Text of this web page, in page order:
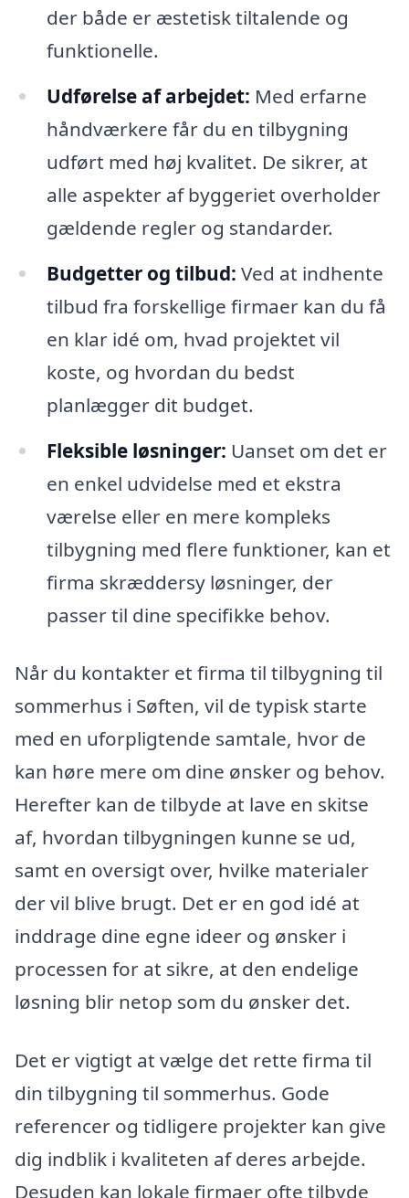
der både er æstetisk tiltalende og
funktionelle.
Udførelse af arbejdet: Med erfarne
håndværkere får du en tilbygning
udført med høj kvalitet. De sikrer, at
alle aspekter af byggeriet overholder
gældende regler og standarder.
Budgetter og tilbud: Ved at indhente
tilbud fra forskellige firmaer kan du få
en klar idé om, hvad projektet vil
koste, og hvordan du bedst
planlægger dit budget.
Fleksible løsninger: Uanset om det er
en enkel udvidelse med et ekstra
værelse eller en mere kompleks
tilbygning med flere funktioner, kan et
firma skræddersy løsninger, der
passer til dine specifikke behov.
Når du kontakter et firma til tilbygning til
sommerhus i Søften, vil de typisk starte
med en uforpligtende samtale, hvor de
kan høre mere om dine ønsker og behov.
Herefter kan de tilbyde at lave en skitse
af, hvordan tilbygningen kunne se ud,
samt en oversigt over, hvilke materialer
der vil blive brugt. Det er en god idé at
inddrage dine egne ideer og ønsker i
processen for at sikre, at den endelige
løsning blir netop som du ønsker det.
Det er vigtigt at vælge det rette firma til
din tilbygning til sommerhus. Gode
referencer og tidligere projekter kan give
dig indblik i kvaliteten af deres arbejde.
Desuden kan lokale firmaer ofte tilbyde